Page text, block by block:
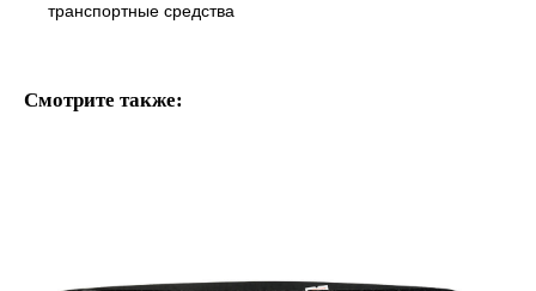
транспортные средства
Смотрите также: